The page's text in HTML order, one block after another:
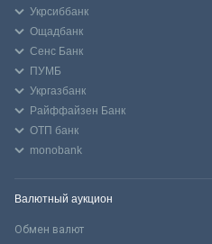
Укрсиббанк
Ощадбанк
Сенс Банк
ПУМБ
Укргазбанк
Райффайзен Банк
ОТП банк
monobank
Валютный аукцион
Обмен валют